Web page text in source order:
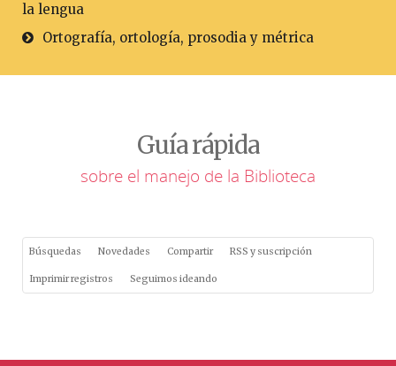
la lengua
Ortografía, ortología, prosodia y métrica
Guía rápida
sobre el manejo de la Biblioteca
Búsquedas Novedades Compartir RSS y suscripción
Imprimir registros Seguimos ideando